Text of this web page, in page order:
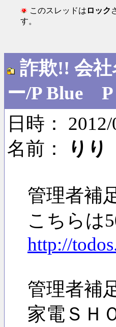
このスレッドは ロック
す。
詐欺!! 会
ー/P Blue P
日時：
名前：
りり
管理者補
こちらは
http://
管理者補
家電ＳＨ